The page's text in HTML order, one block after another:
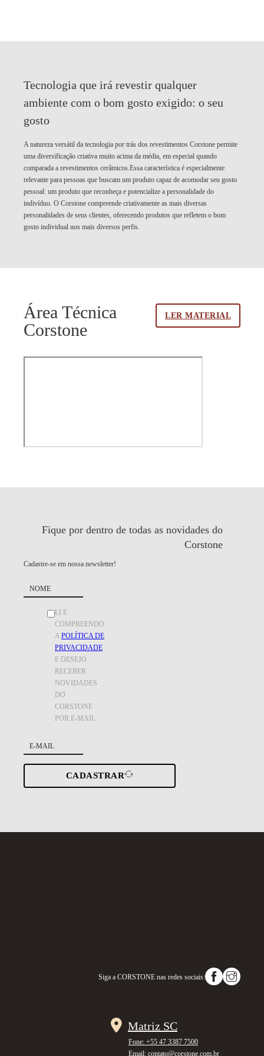
Tecnologia que irá revestir qualquer
ambiente com o bom gosto exigido: o seu
gosto
A natureza versátil da tecnologia por trás dos revestimentos Corstone permite
uma diversificação criativa muito acima da média, em especial quando
comparada a revestimentos cerâmicos.Essa característica é especialmente
relevante para pessoas que buscam um produto capaz de acomodar seu gosto
pessoal: um produto que reconheça e potencialize a personalidade do
indivíduo. O Corstone compreende criativamente as mais diversas
personalidades de seus clientes, oferecendo produtos que refletem o bom
gosto individual nos mais diversos perfis.
Área Técnica
Corstone
LER MATERIAL
Fique por dentro de todas as novidades do
Corstone
Cadastre-se em nossa newsletter!
LI E
COMPREENDO
A POLÍTICA DE
PRIVACIDADE
E DESEJO
RECEBER
NOVIDADES
DO
CORSTONE
POR E-MAIL
CADASTRAR
Siga a CORSTONE nas redes sociais:
Matriz SC
Fone: +55 47 3387 7500
Email: contato@corstone.com.br